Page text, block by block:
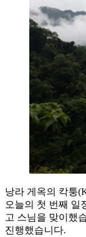
낭라 게옥의 칵퉁
오늘의 첫 번째 일
고 스님을 맞이했
진행했습니다.